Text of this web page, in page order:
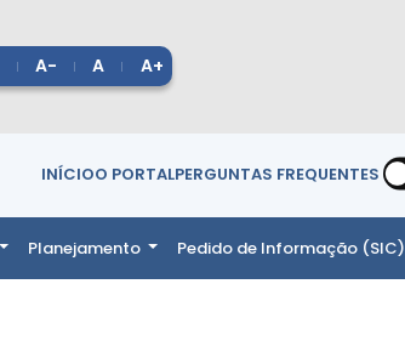
A- A A+
INÍCIOO PORTALPERGUNTAS FREQUENTES
Planejamento Pedido de Informação (SIC)